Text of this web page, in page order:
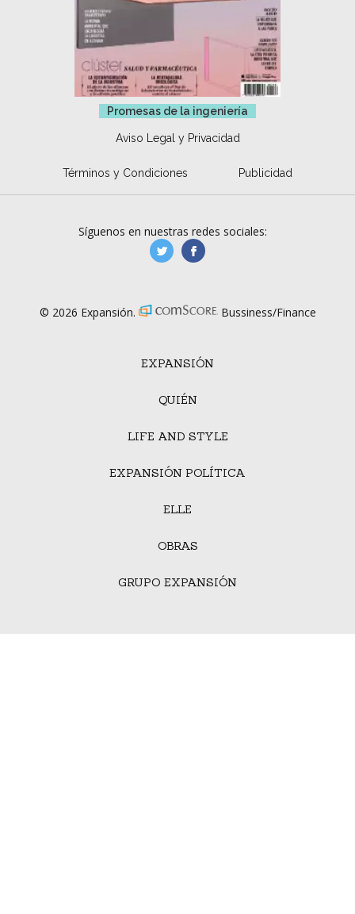
Promesas de la ingeniería
Aviso Legal y Privacidad
Términos y Condiciones Publicidad
EXPANSIÓN
QUIÉN
LIFE AND STYLE
EXPANSIÓN POLÍTICA
ELLE
OBRAS
GRUPO EXPANSIÓN
Síguenos en nuestras redes sociales:
manufacturaGE
© 2026 Expansión. Bussiness/Finance